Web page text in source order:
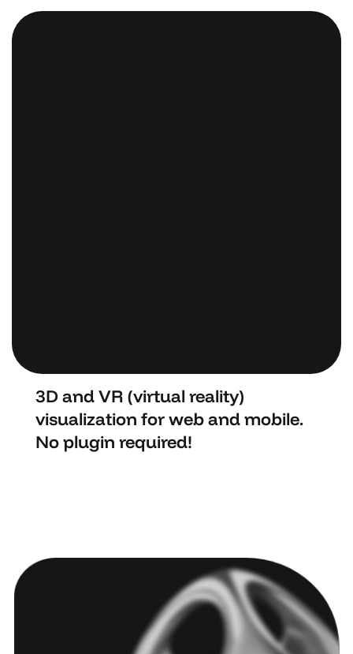
3D and VR (virtual reality)
visualization for web and mobile.
No plugin required!